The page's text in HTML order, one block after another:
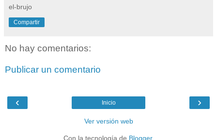
el-brujo
Compartir
No hay comentarios:
Publicar un comentario
‹ ›
Inicio
Ver versión web
Con la tecnología de Blogger.